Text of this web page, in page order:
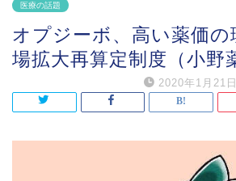
医療の話題
オプジーボ、高い薬価の
場拡大再算定制度（小野
2020年1月21日